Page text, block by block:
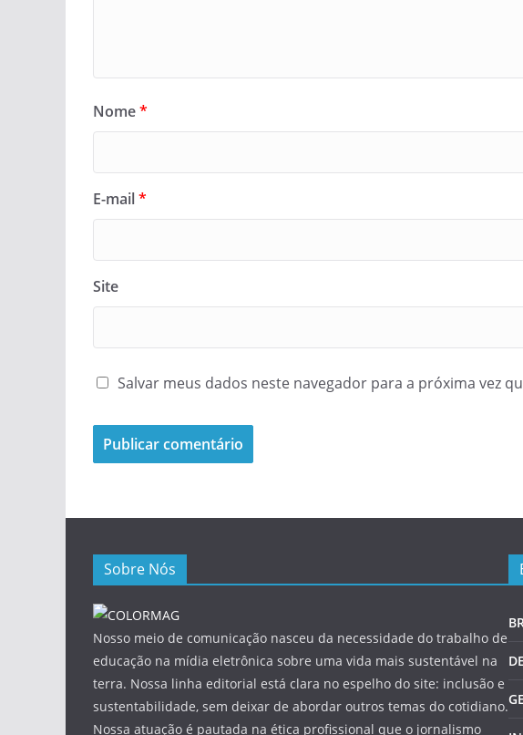
Nome*
E-mail*
Site
Salvar meus dados neste navegador para a próxima vez
Sobre Nós
Nosso meio de comunicação nasceu da necessidade do trabalho de
educação na mídia eletrônica sobre uma vida mais sustentável na
terra. Nossa linha editorial está clara no espelho do site: inclusão e
sustentabilidade, sem deixar de abordar outros temas do cotidiano.
Nossa atuação é pautada na ética profissional que o jornalismo